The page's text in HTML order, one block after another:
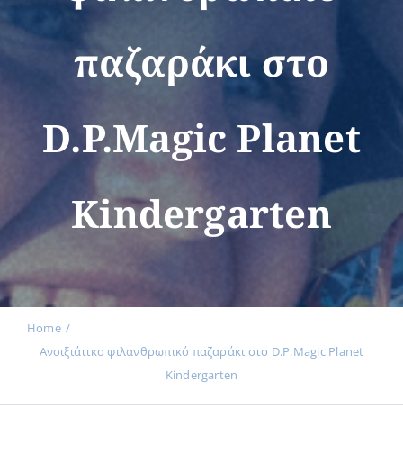
Εκδηλώσεις
Νέα
Προϊόντα
Επικοινωνία
Εισφορές
παζαράκι στο
D.P.Magic Planet
Kindergarten
Home
Ανοιξιάτικο φιλανθρωπικό παζαράκι στο D.P.Magic Planet
Kindergarten